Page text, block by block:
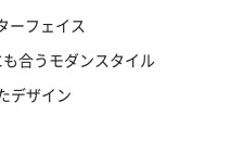
ーフェイス
合うモダンスタイル
デザイン